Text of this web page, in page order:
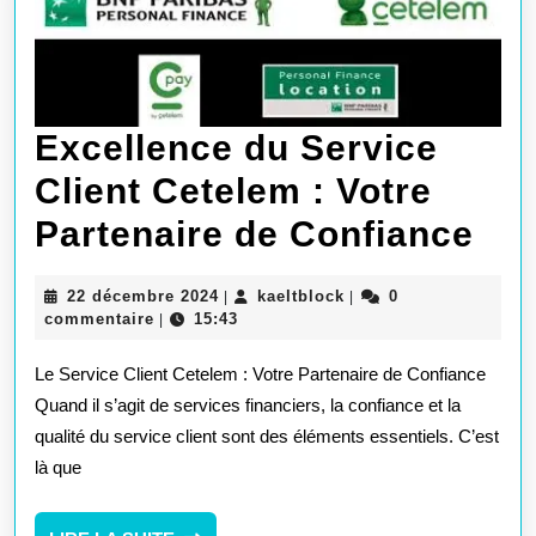
Excellence du Service
Client Cetelem : Votre
Partenaire de Confiance
:
22 décembre 202422
décembre
kaeltblock kaeltblock
0
commentaire
15:43
Le Service Client Cetelem : Votre Partenaire de Confiance
Quand il s’agit de services financiers, la confiance et la
qualité du service client sont des éléments essentiels. C’est
là que